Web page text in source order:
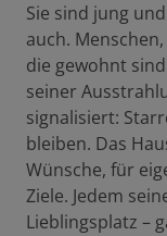
Sie sind jung
auch.
die gewohnt
seiner
signalisiert:
bleiben. Das
Wünsche, für
Ziele. Jedem
Lieblingsplatz –